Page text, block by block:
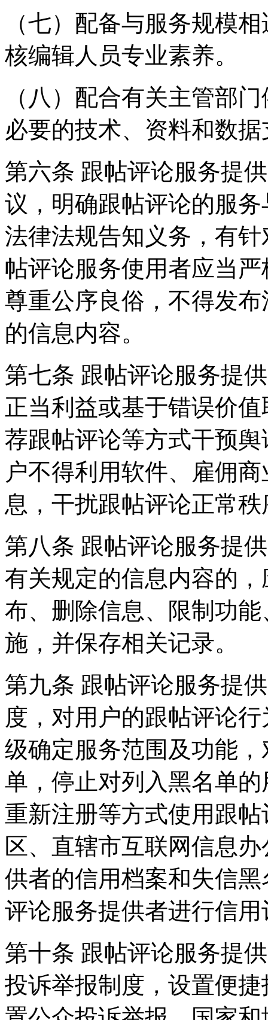
（七）配备与服务规模
核编辑人员专业素养。
（八）配合有关主管部
必要的技术、资料和数
第六条 跟帖评论服务提
议，明确跟帖评论的服
法律法规告知义务，有
帖评论服务使用者应当
尊重公序良俗，不得发
的信息内容。
第七条 跟帖评论服务提
正当利益或基于错误价
荐跟帖评论等方式干预
户不得利用软件、雇佣
息，干扰跟帖评论正常
第八条 跟帖评论服务提
有关规定的信息内容的
布、删除信息、限制功
施，并保存相关记录。
第九条 跟帖评论服务提
度，对用户的跟帖评论
级确定服务范围及功能
单，停止对列入黑名单
重新注册等方式使用跟
区、直辖市互联网信息
供者的信用档案和失信
评论服务提供者进行信用
第十条 跟帖评论服务提
投诉举报制度，设置便